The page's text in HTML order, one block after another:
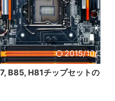
2015/10/3
B85, H81チップセットの